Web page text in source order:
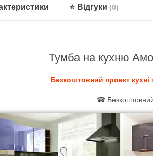
⭐ Відгуки (0)
Тумба на кухню
Безкоштовний проект
☎